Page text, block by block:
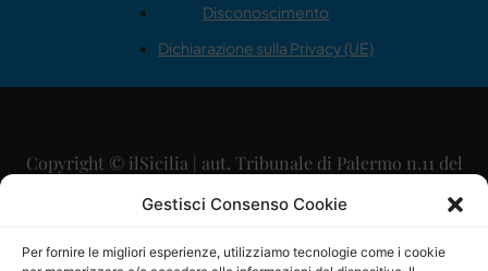
Gestisci Consenso Cookie
Per fornire le migliori esperienze, utilizziamo tecnologie come i cookie
Disconoscimento
Dichiarazione sulla Privacy (UE)
Copyright © ilSicilia | aut. Tribunale di Palermo n.11 del
29/09/2015